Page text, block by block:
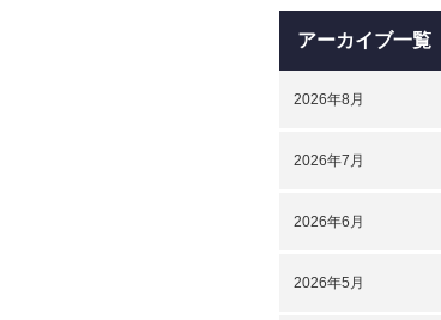
アーカイブ一覧
2026年8月
2026年7月
2026年6月
2026年5月